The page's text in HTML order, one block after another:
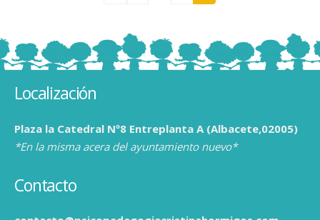
Localización
Plaza la Catedral Nº8 Entreplanta A (Albacete,02005)
*En la misma acera del ayuntamiento nuevo*
Contacto